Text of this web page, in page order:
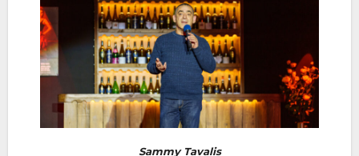
Sammy Tavalis